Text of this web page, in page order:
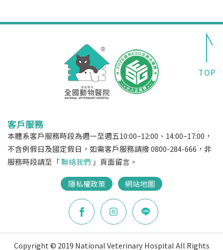
客戶服務
本體系客戶服務時段為週一至週五10:00~12:00、14:00~17:00，
不含例假日及國定假日，如需客戶服務請撥 0800-284-666，非
服務時段請至「聯絡我們 」頁面留言。
隱私權政策 網站地圖
Copyright © 2019 National Veterinary Hospital All Rights